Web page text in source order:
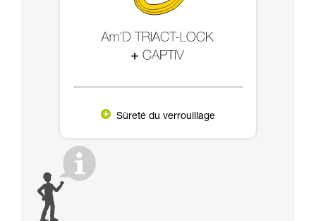
Sûreté du verrouillage